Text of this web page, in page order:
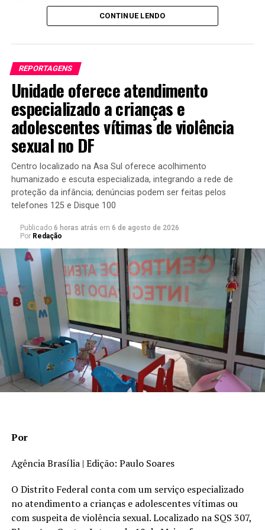
Durante a cerimônia, autoridades e capoeiristas
destacaram a importância da prática como ferramenta
brasileira. Também defenderam políticas públicas
voltadas ao fortalecimento dos projetos sociais
desenvolvidos pelos grupos e à ampliação da presença
da capoeira nas escolas públicas.
Em seu pronunciamento de abertura, Jaqueline Silva
ressaltou o papel dos capoeiristas na formação de
crianças e jovens. “Não há uma cidade sequer que eu
visite no Distrito Federal que não tenha projetos de
capoeira. Quando a gente fala de capoeira, não estamos
falando apenas de um esporte. Estamos falando de uma
ferramenta que tem transformado e salvado vidas”,
afirmou.
A parlamentar também destacou a necessidade de
avançar no reconhecimento institucional da atividade e
defendeu sua inclusão no currículo da rede pública de
ensino. “Não vou aceitar que outros estados tenham a
capoeira dentro das salas de aula de suas escolas
públicas como matéria curricular e o Distrito Federal
não faça o mesmo. Vamos trabalhar para avançar nessa
pauta”, declarou.
CONTINUE LENDO
REPORTAGENS
Unidade oferece atendimento
especializado a crianças e
adolescentes vítimas de violência
sexual no DF
Centro localizado na Asa Sul oferece acolhimento
humanizado e escuta especializada, integrando a rede de
proteção da infância; denúncias podem ser feitas pelos
telefones 125 e Disque 100
Publicado 6 horas atrás em 6 de agosto de 2026
Por Redação
Por
Agência Brasília | Edição: Paulo Soares
O Distrito Federal conta com um serviço especializado
no atendimento a crianças e adolescentes vítimas ou
com suspeita de violência sexual. Localizado na SQS 307,